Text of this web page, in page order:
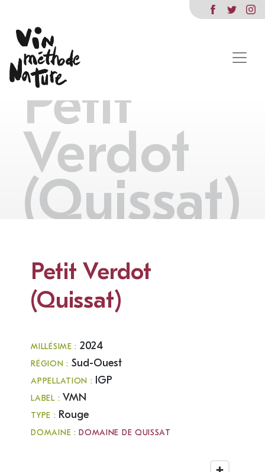
Petit
Verdot
(Quissat)
Petit Verdot
(Quissat)
MILLÉSIME : 2024
RÉGION : Sud-Ouest
APPELLATION : IGP
LABEL : VMN
TYPE : Rouge
DOMAINE :DOMAINE DE QUISSAT